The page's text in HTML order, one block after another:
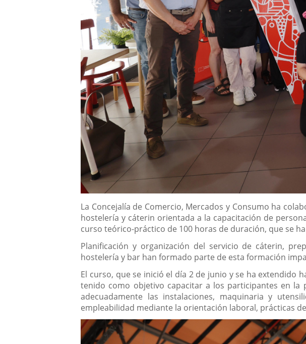
Descripción
La Concejalía de Comercio, Mercados y Consumo ha
hostelería y cáterin orientada a la capacitación de
curso teórico-práctico de 100 horas de duración, que se
Planificación y organización del servicio de cáterin,
hostelería y bar han formado parte de esta formación
El curso, que se inició el día 2 de junio y se ha extendido
tenido como objetivo capacitar a los participantes en la
adecuadamente las instalaciones, maquinaria y
empleabilidad mediante la orientación laboral, prácticas